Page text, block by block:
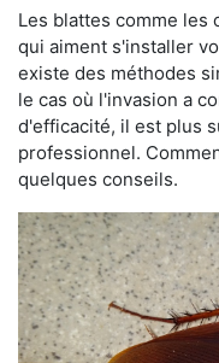
Les blattes comme les
qui aiment s'installer
existe des méthodes
le cas où l'invasion a
d'efficacité, il est plus
professionnel.
quelques conseils.